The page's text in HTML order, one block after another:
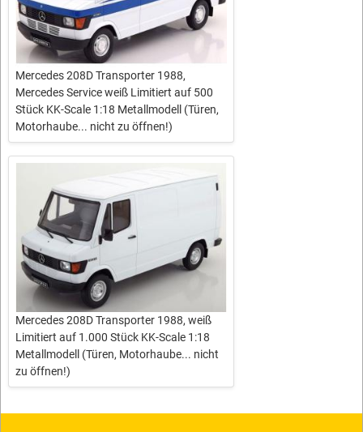
Mercedes 208D Transporter 1988,
Mercedes Service weiß Limitiert auf 500
Stück KK-Scale 1:18 Metallmodell (Türen,
Motorhaube... nicht zu öffnen!)
Mercedes 208D Transporter 1988, weiß
Limitiert auf 1.000 Stück KK-Scale 1:18
Metallmodell (Türen, Motorhaube... nicht
zu öffnen!)